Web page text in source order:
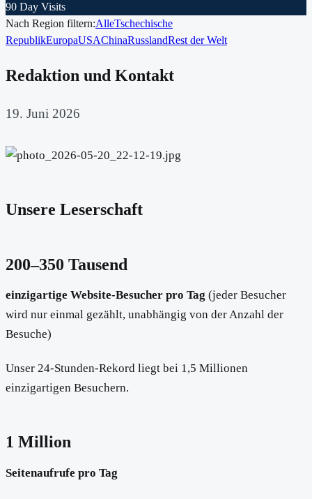
90 Day Visits
Nach Region filtern:AlleTschechische
RepublikEuropaUSAChinaRusslandRest der Welt
Redaktion und Kontakt
19. Juni 2026
Unsere Leserschaft
200–350 Tausend
einzigartige Website-Besucher pro Tag (jeder Besucher
wird nur einmal gezählt, unabhängig von der Anzahl der
Besuche)
Unser 24-Stunden-Rekord liegt bei 1,5 Millionen
einzigartigen Besuchern.
1 Million
Seitenaufrufe pro Tag